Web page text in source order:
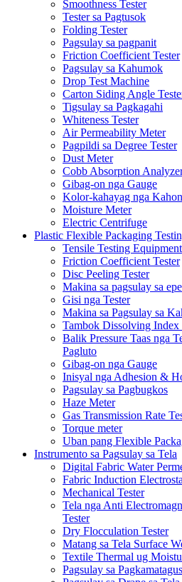
Smoothness Tester
Tester sa Pagtusok
Folding Tester
Pagsulay sa pagpanit
Friction Coefficient Tester
Pagsulay sa Kahumok
Drop Test Machine
Carton Siding Angle
Tigsulay sa Pagkagahi
Whiteness Tester
Air Permeability Meter
Pagpildi sa Degree Tester
Dust Meter
Cobb Absorption
Gibag-on nga Gauge
Kolor-kahayag nga Kahon
Moisture Meter
Electric Centrifuge
Plastic Flexible Packaging
Tensile Testing Equipment
Friction Coefficient Tester
Disc Peeling Tester
Makina sa pagsulay sa
Gisi nga Tester
Makina sa Pagsulay sa
Tambok Dissolving Index
Balik Pressure Taas nga
Pagluto
Gibag-on nga Gauge
Inisyal nga Adhesion &
Pagsulay sa Pagbugkos
Haze Meter
Gas Transmission Rate
Torque meter
Uban pang Flexible
Instrumento sa Pagsulay sa Tela
Digital Fabric Water
Fabric Induction
Mechanical Tester
Tela nga Anti
Tester
Dry Flocculation Tester
Matang sa Tela Surface
Textile Thermal ug
Pagsulay sa